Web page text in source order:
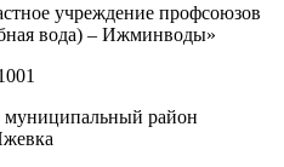
учреждение профсоюзов
вода) – Ижминводы»
район